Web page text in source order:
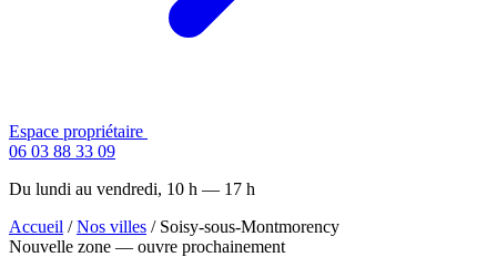
Espace propriétaire
06 03 88 33 09
Du lundi au vendredi, 10 h — 17 h
Accueil / Nos villes / Soisy-sous-Montmorency
Nouvelle zone — ouvre prochainement